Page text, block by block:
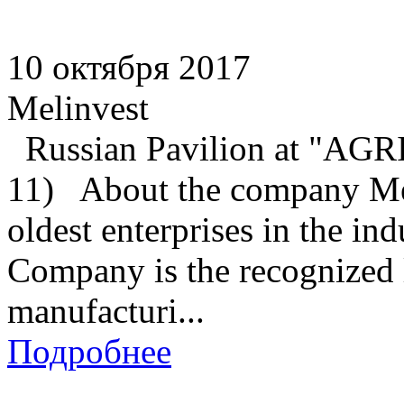
10 октября 2017
Melinvest
Russian Pavilion at
11) About the company
oldest enterprises in the
Company is the
manufacturi...
Подробнее